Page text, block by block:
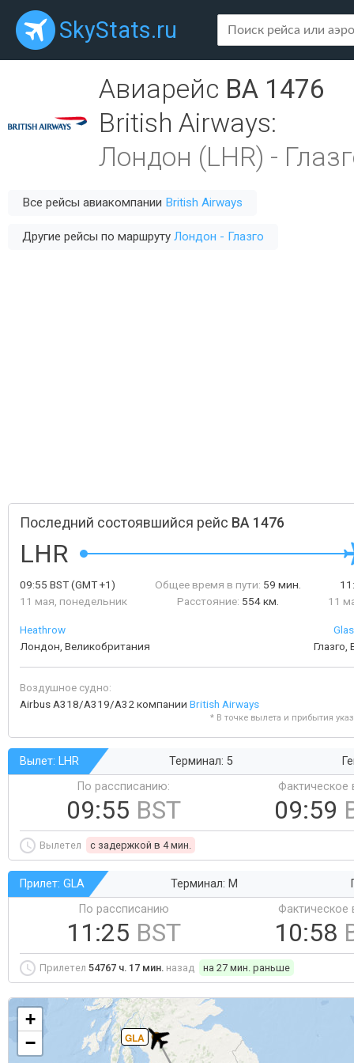
SkyStats.ru
Авиарейс BA 1476
British Airways:
Лондон (LHR) -
Все рейсы авиакомпании British Airways
Другие рейсы по маршруту Лондон - Глазго
Последний состоявшийся рейс BA 1476
LHR
09:55 BST(GMT +1)
11 мая, понедельник
Общее время в пути: 59 мин.
Расстояние: 554 км.
11
Heathrow
Лондон, Великобритания
Воздушное судно:
Airbus A318/A319/A32 компании British Airways
* В точке вылета и прибытия
Вылет: LHR Терминал: 5
По рассписанию:
09:55 BST
Фактическое
09:59
Вылетел c задержкой в 4 мин.
Прилет: GLA Терминал: M
По рассписанию
11:25 BST
Фактическое
10:58
Прилетел 54767 ч. 17 мин. назад на 27 мин. раньше
GLA
+
−